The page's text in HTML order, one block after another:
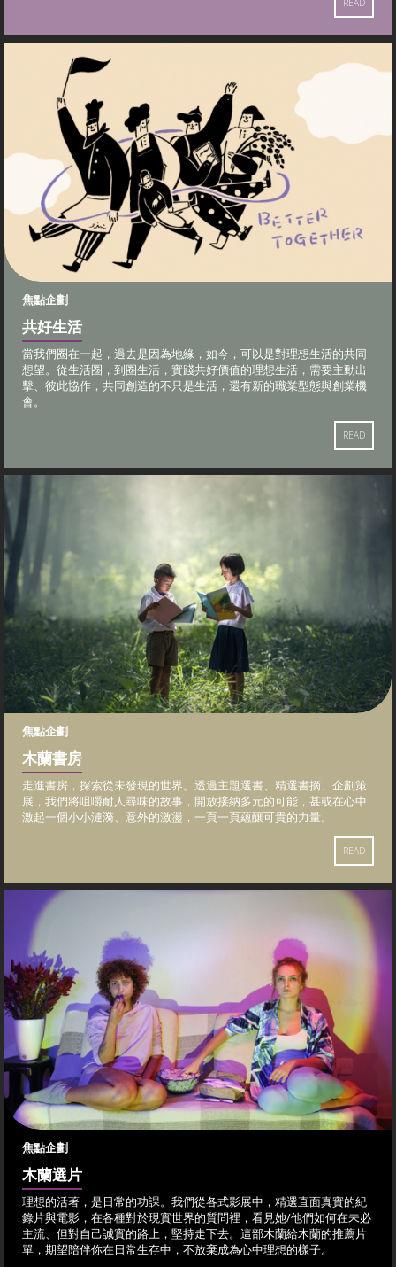
READ
焦點企劃
共好生活
當我們圈在一起，過去是因為地緣，如今，可以是對理想生活的共同
想望。從生活圈，到圈生活，實踐共好價值的理想生活，需要主動出
擊、彼此協作，共同創造的不只是生活，還有新的職業型態與創業機
會。
READ
焦點企劃
木蘭書房
走進書房，探索從未發現的世界。透過主題選書、精選書摘、企劃策
展，我們將咀嚼耐人尋味的故事，開放接納多元的可能，甚或在心中
激起一個小小漣漪、意外的激盪，一頁一頁蘊釀可貴的力量。
READ
焦點企劃
木蘭選片
理想的活著，是日常的功課。我們從各式影展中，精選直面真實的紀
錄片與電影，在各種對於現實世界的質問裡，看見她/他們如何在未必
主流、但對自己誠實的路上，堅持走下去。這部木蘭給木蘭的推薦片
單，期望陪伴你在日常生存中，不放棄成為心中理想的樣子。